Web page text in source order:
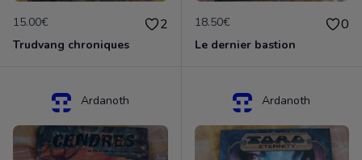
15.00€ 2
Trudvang chroniques
18.50€ 0
Le dernier bastion
Ardanoth Ardanoth